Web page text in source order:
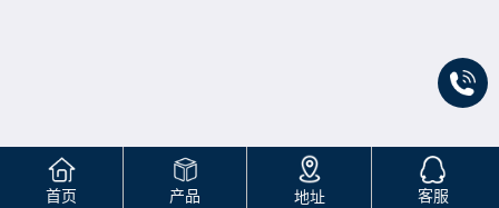
首页 产品 地址 客服